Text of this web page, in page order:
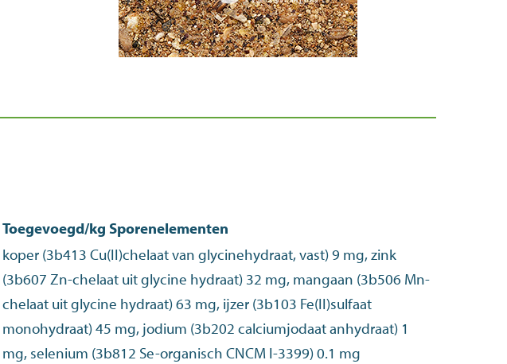
Toegevoegd/kg Sporenelementen
koper (3b413 Cu(II)chelaat van glycinehydraat, vast) 9 mg, zink
(3b607 Zn-chelaat uit glycine hydraat) 32 mg, mangaan (3b506 Mn-
chelaat uit glycine hydraat) 63 mg, ijzer (3b103 Fe(II)sulfaat
monohydraat) 45 mg, jodium (3b202 calciumjodaat anhydraat) 1
mg, selenium (3b812 Se-organisch CNCM I-3399) 0.1 mg